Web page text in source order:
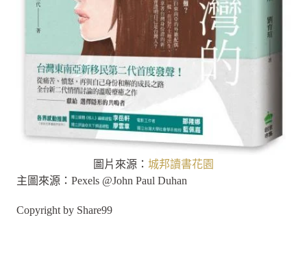
圖片來源： 城邦讀書花園
主圖來源：Pexels @John Paul Duhan
Copyright by Share99